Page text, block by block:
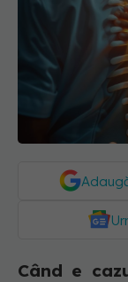
Când e